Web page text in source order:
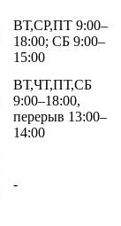
ВТ,СР,ПТ 9:00–
18:00; СБ 9:00–
15:00
ВТ,ЧТ,ПТ,СБ
9:00–18:00,
перерыв 13:00–
14:00
-